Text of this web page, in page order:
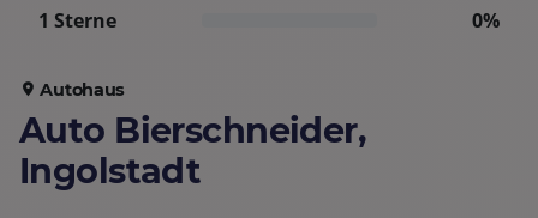
1 Sterne
0%
Autohaus
Auto Bierschneider,
Ingolstadt